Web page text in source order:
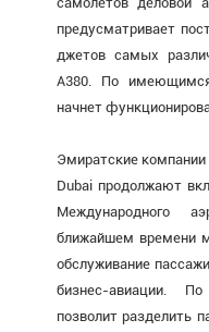
предусматривает
джетов самых
A380. По
начнет
Эмиратские компании
Dubai продолжают
Международного
ближайшем времени
обслуживание
бизнес-авиации.
позволит разделить